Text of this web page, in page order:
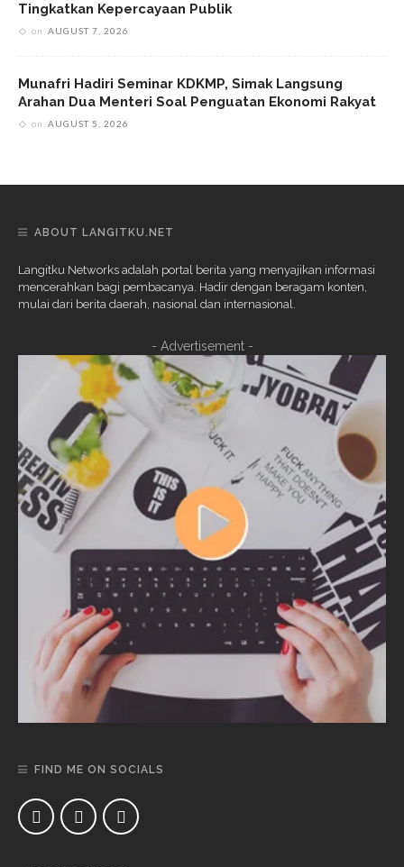
Tingkatkan Kepercayaan Publik
on AUGUST 7, 2026
Munafri Hadiri Seminar KDKMP, Simak Langsung
Arahan Dua Menteri Soal Penguatan Ekonomi Rakyat
on AUGUST 5, 2026
ABOUT LANGITKU.NET
Langitku Networks adalah portal berita yang menyajikan informasi
mencerahkan bagi pembacanya. Hadir dengan beragam konten,
mulai dari berita daerah, nasional dan internasional.
- Advertisement -
FIND ME ON SOCIALS